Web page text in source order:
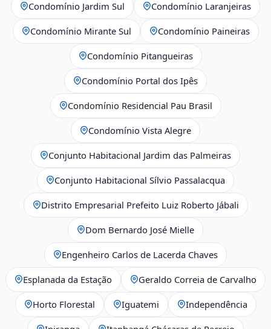
Condomínio Jardim Sul Condomínio Laranjeiras
Condomínio Mirante Sul Condomínio Paineiras
Condomínio Pitangueiras
Condomínio Portal dos Ipês
Condomínio Residencial Pau Brasil
Condomínio Vista Alegre
Conjunto Habitacional Jardim das Palmeiras
Conjunto Habitacional Sílvio Passalacqua
Distrito Empresarial Prefeito Luiz Roberto Jábali
Dom Bernardo José Mielle
Engenheiro Carlos de Lacerda Chaves
Esplanada da Estação Geraldo Correia de Carvalho
Horto Florestal Iguatemi Independência